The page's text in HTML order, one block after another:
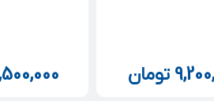
تومان